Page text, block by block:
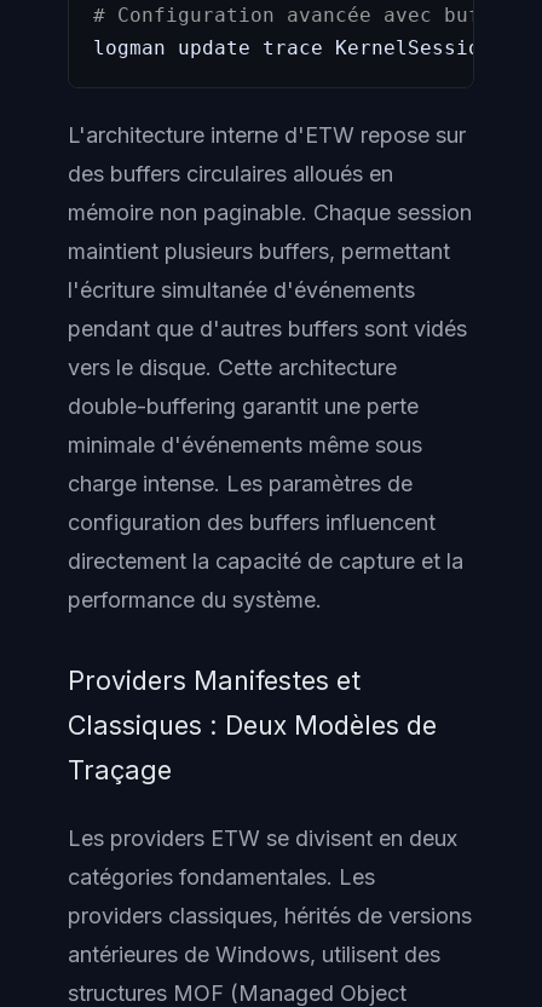
# Configuration avancée avec buffer
logman update trace KernelSession
L'architecture interne d'ETW repose sur
des buffers circulaires alloués en
mémoire non paginable. Chaque session
maintient plusieurs buffers, permettant
l'écriture simultanée d'événements
pendant que d'autres buffers sont vidés
vers le disque. Cette architecture
double-buffering garantit une perte
minimale d'événements même sous
charge intense. Les paramètres de
configuration des buffers influencent
directement la capacité de capture et la
performance du système.
Providers Manifestes et
Classiques : Deux Modèles de
Traçage
Les providers ETW se divisent en deux
catégories fondamentales. Les
providers classiques, hérités de versions
antérieures de Windows, utilisent des
structures MOF (Managed Object